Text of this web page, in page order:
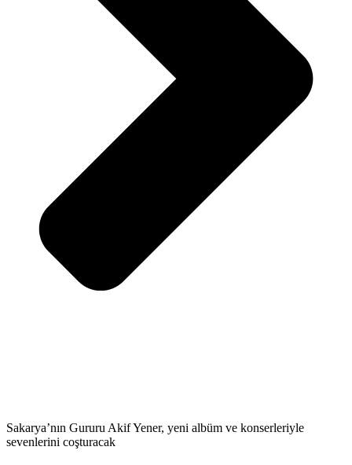
Sakarya’nın Gururu Akif Yener, yeni albüm ve konserleriyle
sevenlerini coşturacak